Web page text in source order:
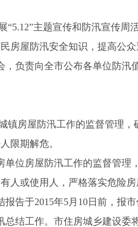
主题宣传和防汛宣传
屋防汛安全知识，提高公众
负责向全市公布各单位防
房屋防汛工作的监督管理
限期解危。
位房屋防汛工作的监督管
人或使用人，严格落实危险
告于2015年5月10日前，报
结工作。市住房城乡建设委